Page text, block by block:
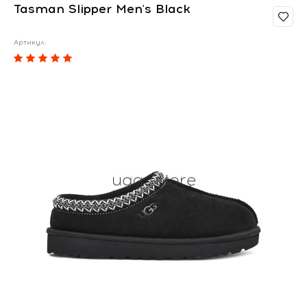
Tasman Slipper Men's Black
Артикул: